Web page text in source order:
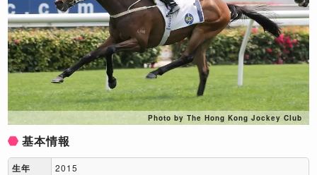
Photo by The Hong Kong Jockey Club
基本情報
生年 2015